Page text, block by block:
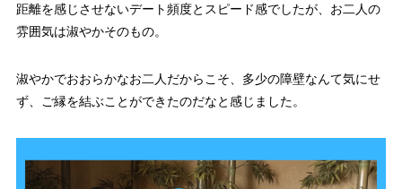
距離を感じさせないデート頻度とスピード感でしたが、お二人の
雰囲気は淑やかそのもの。
淑やかでおおらかなお二人だからこそ、多少の障壁なんて気にせ
ず、ご縁を結ぶことができたのだなと感じました。